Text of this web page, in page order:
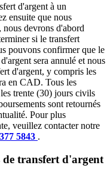
d'argent à un
ensuite que nous
nous devrons d'abord
si le transfert
pouvons confirmer que le
sera annulé et nous
d'argent, y compris les
en CAD. Tous les
trente (30) jours civils
sont retournés
Pour plus
veuillez contacter notre
5843 .
de transfert d'argent